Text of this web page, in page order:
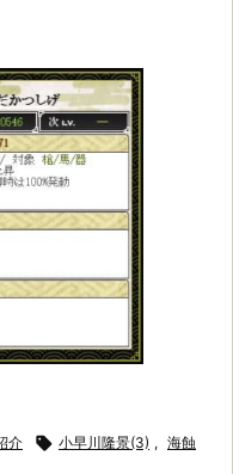
介  小早川隆景(3) , 海蝕